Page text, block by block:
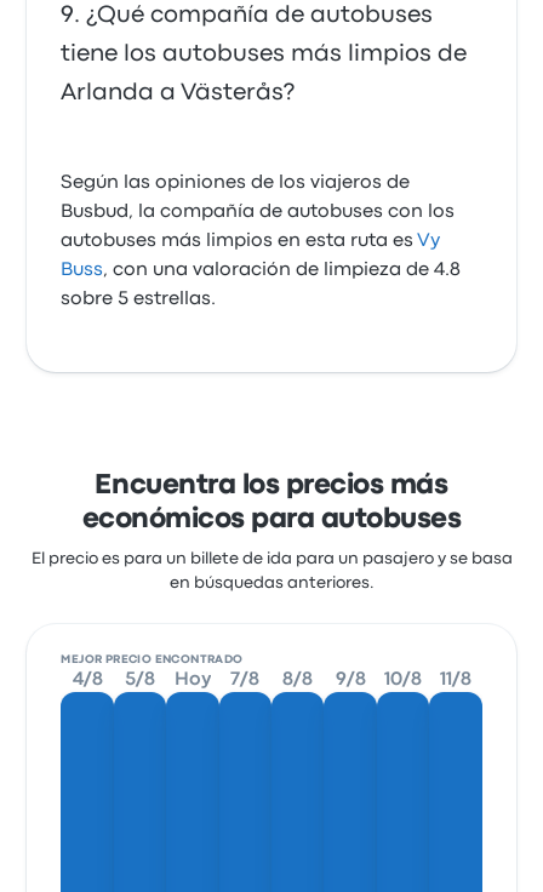
¿Qué compañía de autobuses
tiene los autobuses más limpios de
Arlanda a Västerås?
Según las opiniones de los viajeros de
Busbud, la compañía de autobuses con los
autobuses más limpios en esta ruta es Vy
Buss, con una valoración de limpieza de 4.8
sobre 5 estrellas.
Encuentra los precios más
económicos para autobuses
El precio es para un billete de ida para un pasajero y se basa
en búsquedas anteriores.
MEJOR PRECIO ENCONTRADO
4/8 5/8 Hoy 7/8 8/8 9/8 10/8 11/8